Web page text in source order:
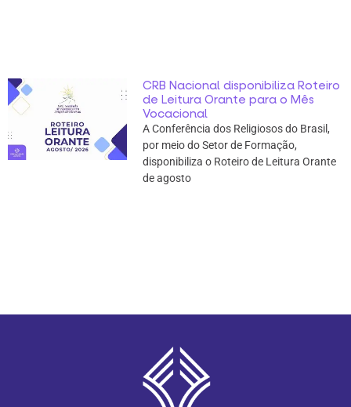
CRB Nacional disponibiliza Roteiro
de Leitura Orante para o Mês
Vocacional
A Conferência dos Religiosos do Brasil,
por meio do Setor de Formação,
disponibiliza o Roteiro de Leitura Orante
de agosto